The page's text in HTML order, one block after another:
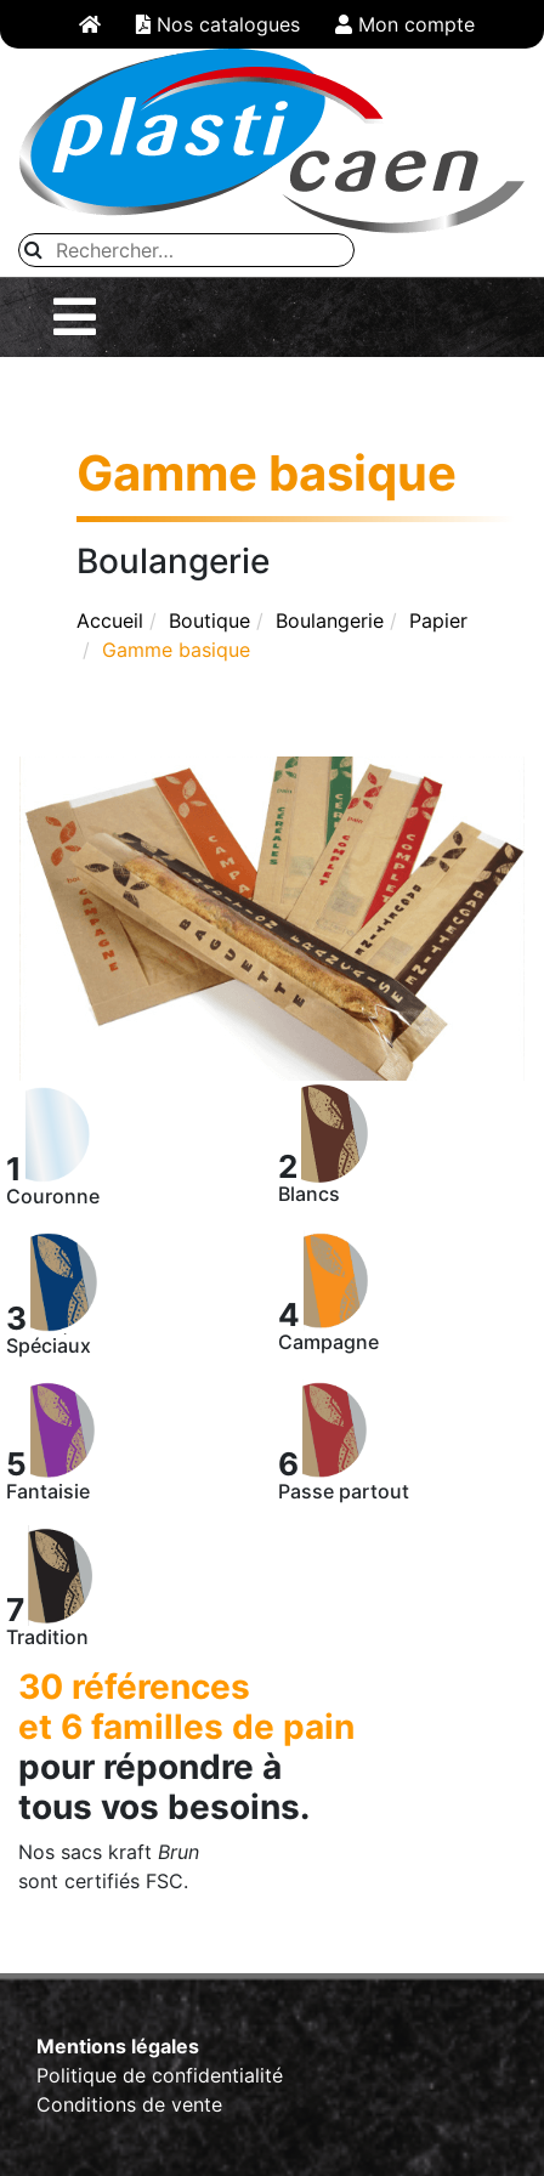
Nos catalogues Mon compte
Gamme basique
Boulangerie
Accueil Boutique Boulangerie
Papier
Gamme basique
1
Couronne
2
Blancs
3
Spéciaux
4
Campagne
5
Fantaisie
6
Passe partout
7
Tradition
30 références
et 6 familles de pain
pour répondre à
tous vos besoins.
Nos sacs kraft Brun
sont certifiés FSC.
Mentions légales
Politique de confidentialité
Conditions de vente
Panneau de gestion des cookies